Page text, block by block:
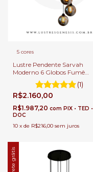
5 cores
Lustre Pendente Sarvah
Moderno 6 Globos Fumê
Espelhado (Importado) Para
Escadas e Casas Pé Direito
Duplo e Alto.
(1)
R$2.160,00
R$1.987,20 com PIX • TED •
DOC
10 x de R$216,00 sem juros
Frete grátis